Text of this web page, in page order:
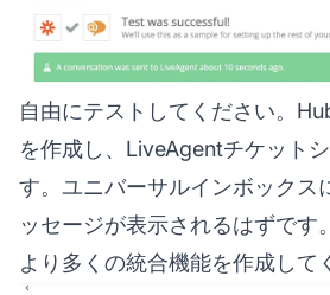
自由にテストしてください。
を作成し、LiveAgentチケット
す。ユニバーサルインボックス
ッセージが表示されるはずです
より多くの統合機能を作成して